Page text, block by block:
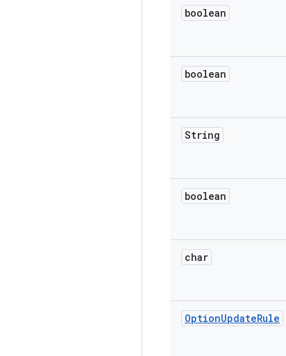
boolean
boolean
String
boolean
char
OptionUpdateRule